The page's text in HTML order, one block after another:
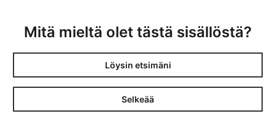
Mitä mieltä olet tästä sisällöstä?
Löysin etsimäni
Selkeää